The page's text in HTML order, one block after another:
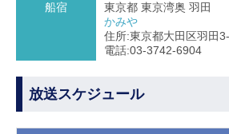
船宿
東京都 東京湾奥 羽田
かみや
住所:東京都大田区羽田
電話:03-3742-6904
放送スケジュール